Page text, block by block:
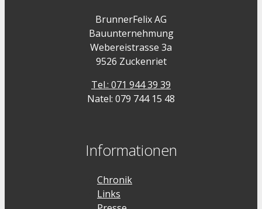
BrunnerFelix AG
Bauunternehmung
Webereistrasse 3a
9526 Zuckenriet
Tel.: 071 944 39 39
Natel: 079 744 15 48
Informationen
Chronik
Links